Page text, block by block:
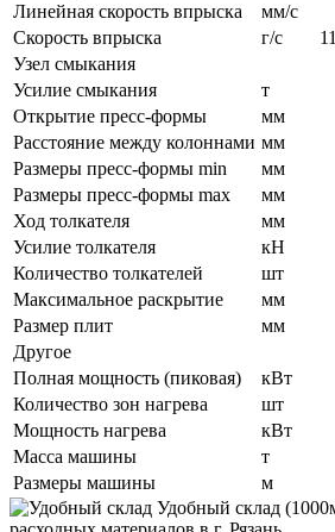
Линейная скорость впрыска
мм/с
Скорость впрыска
г/с
Узел смыкания
Усилие смыкания
т
Открытие пресс-формы
мм
Расстояние между колоннами мм
Размеры пресс-формы min
мм
Размеры пресс-формы max
мм
Ход толкателя
мм
Усилие толкателя
кН
Количество толкателей
шт
Максимальное раскрытие
мм
Размер плит
мм
Другое
Полная мощность (пиковая)
кВт
Количество зон нагрева
шт
Мощность нагрева
кВт
Масса машины
т
Размеры машины
м
Удобный склад